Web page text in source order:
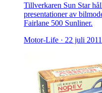
Tillverkaren Sun Star
presentationer av
Fairlane 500 Sunliner.
Motor-Life · 22 juli 2011